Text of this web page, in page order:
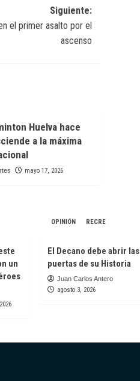
Siguiente:
el primer asalto por el
ascenso
Huelva hace
a la máxima
mayo 17, 2026
un
OPINIÓN RECRE
El Decano debe abrir las
puertas de su Historia
Juan Carlos Antero
agosto 3, 2026